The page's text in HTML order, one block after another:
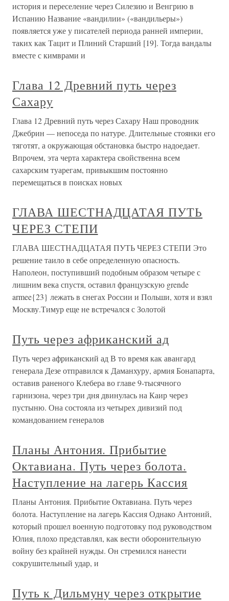
история и переселение через Силезию и Венгрию в
Испанию Название «вандилии» («вандильеры»)
появляется уже у писателей периода ранней империи,
таких как Тацит и Плиний Старший [19]. Тогда вандалы
вместе с кимврами и
Глава 12 Древний путь через
Сахару
Глава 12 Древний путь через Сахару Наш проводник
Джебрин — непоседа по натуре. Длительные стоянки его
тяготят, а окружающая обстановка быстро надоедает.
Впрочем, эта черта характера свойственна всем
сахарским туарегам, привыкшим постоянно
перемещаться в поисках новых
ГЛАВА ШЕСТНАДЦАТАЯ ПУТЬ
ЧЕРЕЗ СТЕПИ
ГЛАВА ШЕСТНАДЦАТАЯ ПУТЬ ЧЕРЕЗ СТЕПИ Это
решение таило в себе определенную опасность.
Наполеон, поступивший подобным образом четыре с
лишним века спустя, оставил французскую grende
armee{23} лежать в снегах России и Польши, хотя и взял
Москву.Тимур еще не встречался с Золотой
Путь через африканский ад
Путь через африканский ад В то время как авангард
генерала Дезе отправился к Даманхуру, армия Бонапарта,
оставив раненого Клебера во главе 9-тысячного
гарнизона, через три дня двинулась на Каир через
пустыню. Она состояла из четырех дивизий под
командованием генералов
Планы Антония. Прибытие
Октавиана. Путь через болота.
Наступление на лагерь Кассия
Планы Антония. Прибытие Октавиана. Путь через
болота. Наступление на лагерь Кассия Однако Антоний,
который прошел военную подготовку под руководством
Юлия, плохо представлял, как вести оборонительную
войну без крайней нужды. Он стремился нанести
сокрушительный удар, и
Путь к Дильмуну через открытие